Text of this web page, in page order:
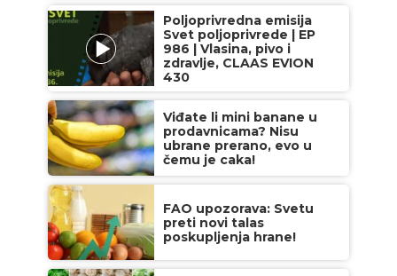
Poljoprivredna emisija
Svet poljoprivrede | EP
986 | Vlasina, pivo i
zdravlje, CLAAS EVION
430
Viđate li mini banane u
prodavnicama? Nisu
ubrane prerano, evo u
čemu je caka!
FAO upozorava: Svetu
preti novi talas
poskupljenja hrane!